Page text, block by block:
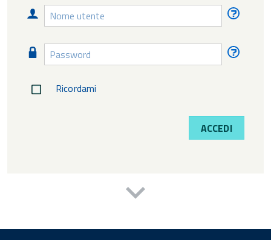
Nome
utente
Password
Ricordami
ACCEDI